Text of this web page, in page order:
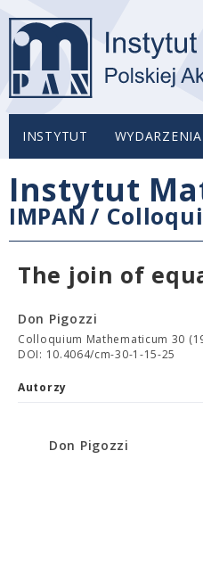
INSTYTUT WYDARZENIA
Instytut
IMPAN /
The join of
Don Pigozzi
Colloquium Mathematicum 30
DOI: 10.4064/cm-30-1-15-25
Autorzy
Don Pigozzi